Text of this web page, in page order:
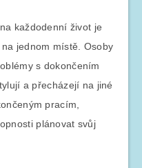
každodenní život je
jednom místě. Osoby
s dokončením
a přecházejí na jiné
pracím,
plánovat svůj